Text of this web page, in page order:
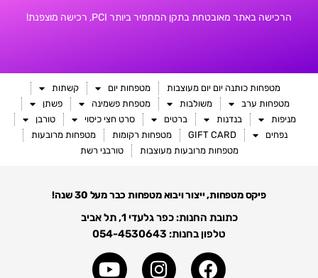
הרכישה באתר מאובטחת בתקן המחמיר ביותר PCI, רכישה מוצפנת!
מטפחות כותנה יום יום מעוצבות מטפחות יום
קשתות
מטפחות ערב
משולבות מטפחת פשמינה
פשתן
מניפות
בנדנות ברטים סרט חצי כיסוי
טורבן
נפחים
GIFT CARD מטפחות רקומות
מטפחות מרובעות
מטפחות מרובעות מעוצבות
טורבני רשת
פיקס מטפחות, ייצור ויבוא מטפחות כבר מעל 30 שנה!
כתובת החנות: כפר גלעדי 1, תל אביב
טלפון בחנות: 054-4530643